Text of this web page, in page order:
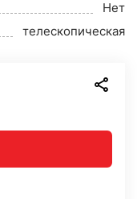
Нет
телескопическая